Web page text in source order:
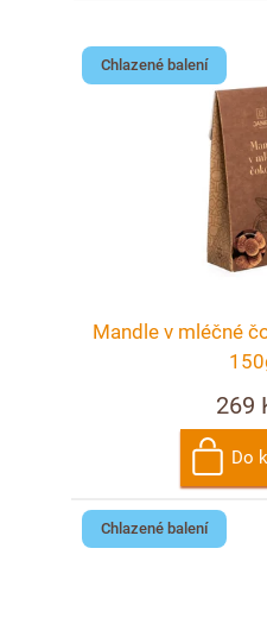
e
t
V
u
Chlazené balení
Mandle v mléčné
269
Do
Chlazené balení